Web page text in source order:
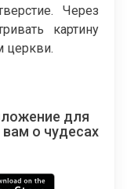
Через
картину
церкви.
для
о чудесах